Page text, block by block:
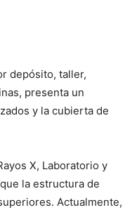
depósito, taller,
presenta un
y la cubierta de
X, Laboratorio y
la estructura de
Actualmente,